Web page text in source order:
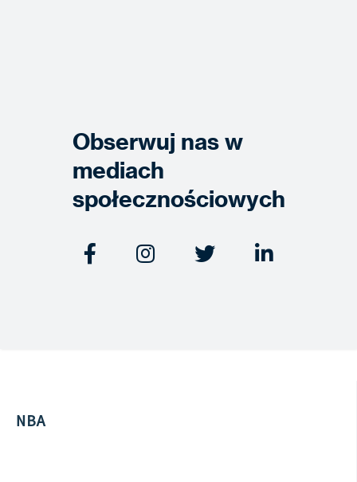
Obserwuj nas w
mediach
społecznościowych
   
NBA